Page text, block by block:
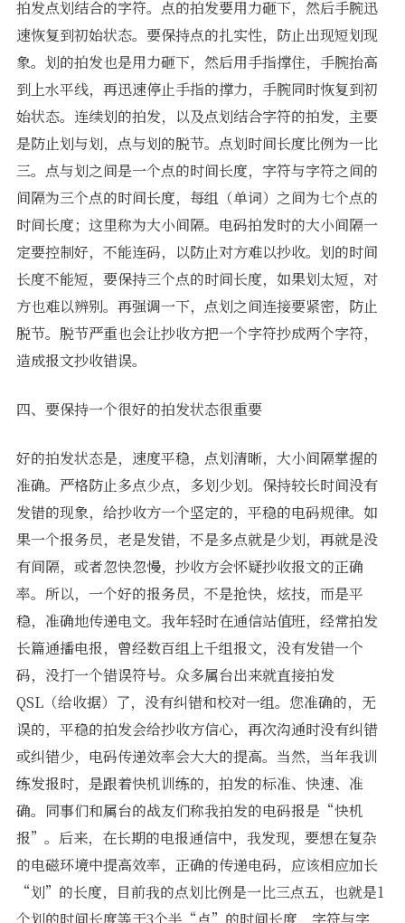
拍发点划结合的字符。点的拍发要用力砸下，然后手腕迅
速恢复到初始状态。要保持点的扎实性，防止出现短划现
象。划的拍发也是用力砸下，然后用手指撑住，手腕抬高
到上水平线，再迅速停止手指的撑力，手腕同时恢复到初
始状态。连续划的拍发，以及点划结合字符的拍发，主要
是防止划与划，点与划的脱节。点划时间长度比例为一比
三。点与划之间是一个点的时间长度，字符与字符之间的
间隔为三个点的时间长度，每组（单词）之间为七个点的
时间长度；这里称为大小间隔。电码拍发时的大小间隔一
定要控制好，不能连码，以防止对方难以抄收。划的时间
长度不能短，要保持三个点的时间长度，如果划太短，对
方也难以辨别。再强调一下，点划之间连接要紧密，防止
脱节。脱节严重也会让抄收方把一个字符抄成两个字符，
造成报文抄收错误。
四、要保持一个很好的拍发状态很重要
好的拍发状态是，速度平稳，点划清晰，大小间隔掌握的
准确。严格防止多点少点，多划少划。保持较长时间没有
发错的现象，给抄收方一个坚定的，平稳的电码规律。如
果一个报务员，老是发错，不是多点就是少划，再就是没
有间隔，或者忽快忽慢，抄收方会怀疑抄收报文的正确
率。所以，一个好的报务员，不是抢快，炫技，而是平
稳，准确地传递电文。我年轻时在通信站值班，经常拍发
长篇通播电报，曾经数百组上千组报文，没有发错一个
码，没打一个错误符号。众多属台出来就直接拍发
QSL（给收据）了，没有纠错和校对一组。您准确的，无
误的，平稳的拍发会给抄收方信心，再次沟通时没有纠错
或纠错少，电码传递效率会大大的提高。当然，当年我训
练发报时，是跟着快机训练的，拍发的标准、快速、准
确。同事们和属台的战友们称我拍发的电码报是“快机
报”。后来，在长期的电报通信中，我发现，要想在复杂
的电磁环境中提高效率，正确的传递电码，应该相应加长
“划”的长度，目前我的点划比例是一比三点五，也就是1
个划的时间长度等于3个半“点”的时间长度，字符与字